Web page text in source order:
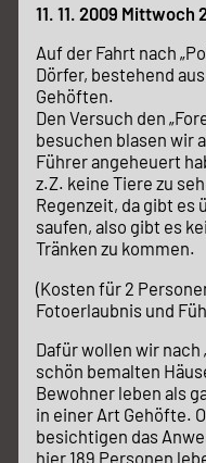
11. 11. 2009 Mittwoch
Auf der Fahrt nach
Dörfer, bestehend
Gehöften.
Den Versuch den
besuchen blasen wir
Führer angeheuert
z.Z. keine Tiere zu
Regenzeit, da gibt es
saufen, also gibt es
Tränken zu kommen.
(Kosten für 2
Fotoerlaubnis und
Dafür wollen wir nach
schön bemalten
Bewohner leben als
in einer Art Gehöfte.
besichtigen das
hier 189 Personen